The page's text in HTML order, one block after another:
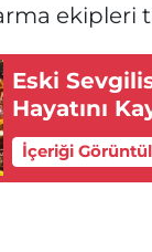
ekipleri
Eski
Hayatını
İçeriği